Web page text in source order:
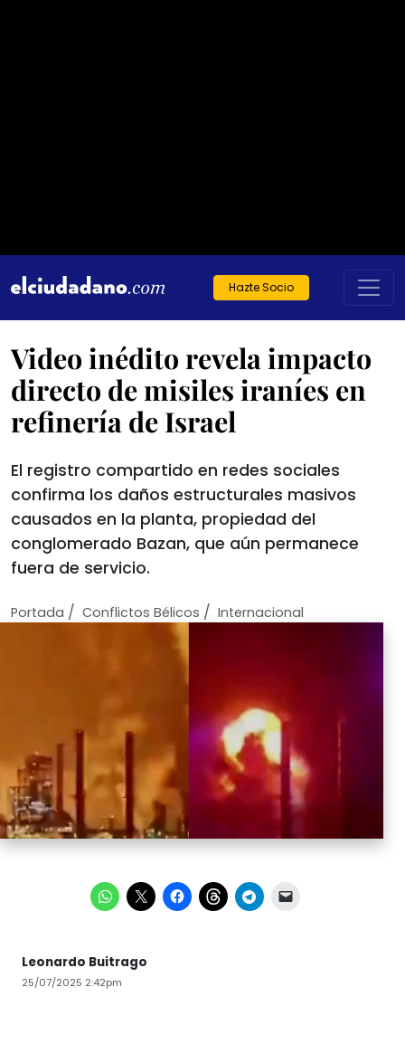
Hazte Socio
Video inédito revela impacto
directo de misiles iraníes en
refinería de Israel
El registro compartido en redes sociales
confirma los daños estructurales masivos
causados en la planta, propiedad del
conglomerado Bazan, que aún permanece
fuera de servicio.
Portada / Conflictos Bélicos / Internacional
Leonardo Buitrago
25/07/2025 2:42pm